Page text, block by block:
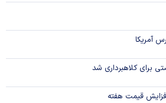
آمریکا
برای کلاهبرداری شد
قیمت هفته